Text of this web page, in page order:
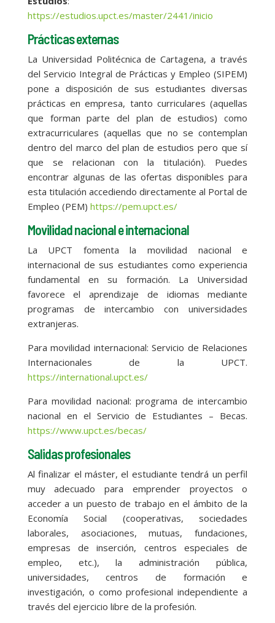
https://estudios.upct.es/master/2441/inicio
Prácticas externas
La Universidad Politécnica de Cartagena, a través
del Servicio Integral de Prácticas y Empleo (SIPEM)
pone a disposición de sus estudiantes diversas
prácticas en empresa, tanto curriculares (aquellas
que forman parte del plan de estudios) como
extracurriculares (aquellas que no se contemplan
dentro del marco del plan de estudios pero que sí
que se relacionan con la titulación). Puedes
encontrar algunas de las ofertas disponibles para
esta titulación accediendo directamente al Portal de
Empleo (PEM) https://pem.upct.es/
Movilidad nacional e internacional
La UPCT fomenta la movilidad nacional e
internacional de sus estudiantes como experiencia
fundamental en su formación. La Universidad
favorece el aprendizaje de idiomas mediante
programas de intercambio con universidades
extranjeras.
Para movilidad internacional: Servicio de Relaciones
Internacionales de la UPCT.
https://international.upct.es/
Para movilidad nacional: programa de intercambio
nacional en el Servicio de Estudiantes – Becas.
https://www.upct.es/becas/
Salidas profesionales
Al finalizar el máster, el estudiante tendrá un perfil
muy adecuado para emprender proyectos o
acceder a un puesto de trabajo en el ámbito de la
Economía Social (cooperativas, sociedades
laborales, asociaciones, mutuas, fundaciones,
empresas de inserción, centros especiales de
empleo, etc.), la administración pública,
universidades, centros de formación e
investigación, o como profesional independiente a
través del ejercicio libre de la profesión.